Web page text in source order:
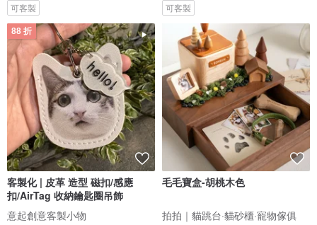
可客製 可客製
88 折
客製化 | 皮革 造型 磁扣/感應
扣/AirTag 收納鑰匙圈吊飾
意起創意客製小物
毛毛寶盒-胡桃木色
拍拍｜貓跳台·貓砂櫃·寵物傢俱